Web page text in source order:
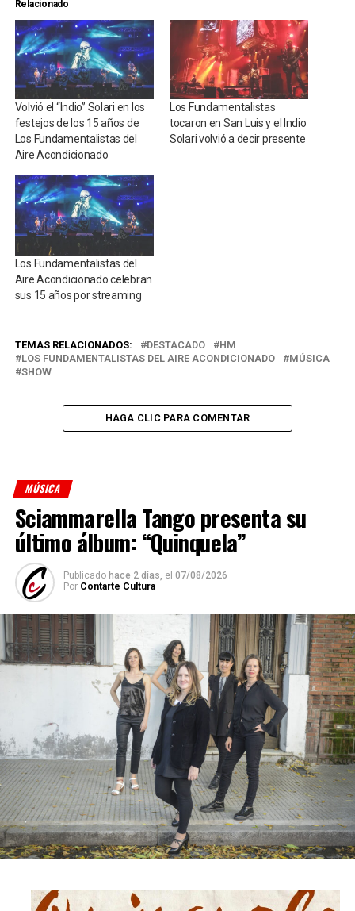
Relacionado
Volvió el “Indio” Solari en los
festejos de los 15 años de
Los Fundamentalistas del
Aire Acondicionado
Los Fundamentalistas
tocaron en San Luis y el Indio
Solari volvió a decir presente
Los Fundamentalistas del
Aire Acondicionado celebran
sus 15 años por streaming
TEMAS RELACIONADOS: DESTACADO
HM
LOS FUNDAMENTALISTAS DEL AIRE ACONDICIONADO
MÚSICA
SHOW
HAGA CLIC PARA COMENTAR
MÚSICA
Sciammarella Tango presenta su
último álbum: “Quinquela”
Publicado hace 2 días, el 07/08/2026
Por Contarte Cultura